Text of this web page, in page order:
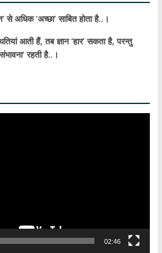
से अधिक ‘अच्छा’ साबित होता है..।
आती हैं,तब ज्ञान ‘हार’ सकता है,परन्तु
रहती है..।
02:46